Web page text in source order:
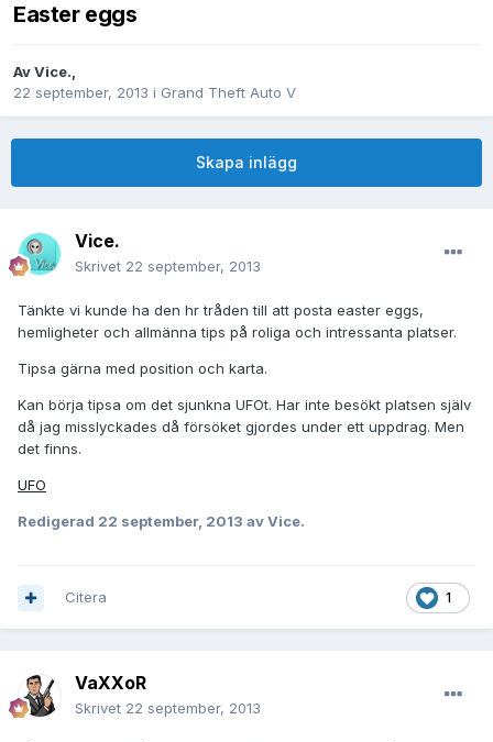
Easter eggs
AvVice.,
22 september, 2013 i Grand Theft Auto V
Skapa inlägg
Vice.
Skrivet 22 september, 2013
Tänkte vi kunde ha den hr tråden till att posta easter eggs,
hemligheter och allmänna tips på roliga och intressanta platser.
Tipsa gärna med position och karta.
Kan börja tipsa om det sjunkna UFOt. Har inte besökt platsen själv
då jag misslyckades då försöket gjordes under ett uppdrag. Men
det finns.
UFO
Redigerad 22 september, 2013 av Vice.
1
Citera
VaXXoR
Skrivet 22 september, 2013